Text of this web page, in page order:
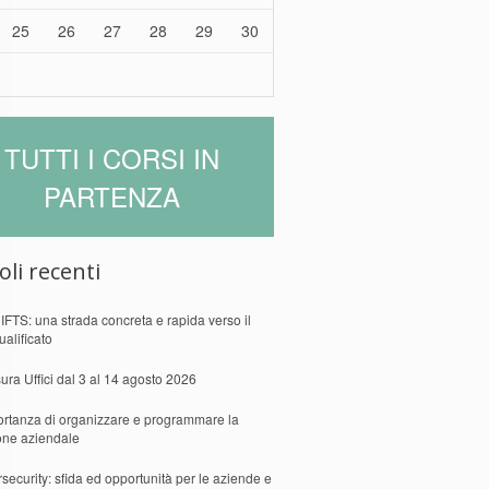
25 26 27 28 29 30
TUTTI I CORSI IN
PARTENZA
recenti
una strada concreta e rapida verso il
Uffici dal 3 al 14 agosto 2026
di organizzare e programmare la
aziendale
sfida ed opportunità per le aziende e